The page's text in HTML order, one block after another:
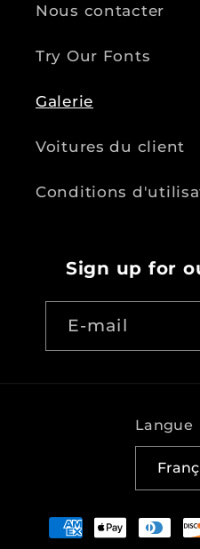
Nous contacter
Try Our Fonts
Galerie
Voitures du client
Conditions
Sign up for
E-mail
Langue
Moyens